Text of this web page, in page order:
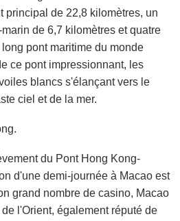
principal de 22,8 kilomètres, un
de 6,7 kilomètres et quatre
pont maritime du monde
ce pont impressionnant, les
blancs s'élançant vers le
ciel et de la mer.
du Pont Hong Kong-
d'une demi-journée à Macao est
grand nombre de casino, Macao
l'Orient, également réputé de